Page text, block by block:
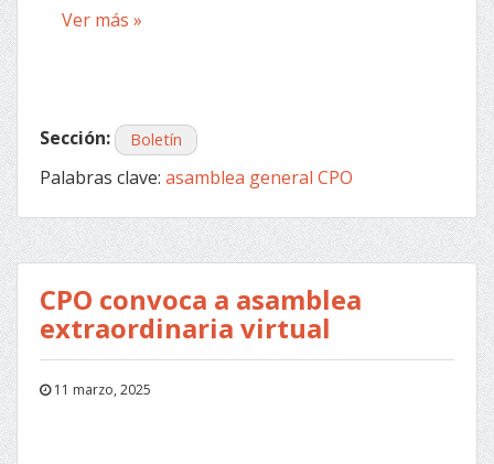
Ver más »
Sección: Boletín
Palabras clave: asamblea general CPO
CPO convoca a asamblea
extraordinaria virtual
11 marzo, 2025